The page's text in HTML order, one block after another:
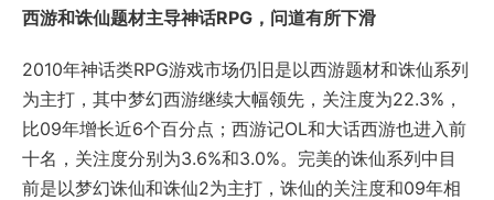
西游和诛仙题材主导神话RPG，问道有所下滑
2010年神话类RPG游戏市场仍旧是以西游题材和诛仙系列
为主打，其中梦幻西游继续大幅领先，关注度为22.3%，
比09年增长近6个百分点；西游记OL和大话西游也进入前
十名，关注度分别为3.6%和3.0%。完美的诛仙系列中目
前是以梦幻诛仙和诛仙2为主打，诛仙的关注度和09年相